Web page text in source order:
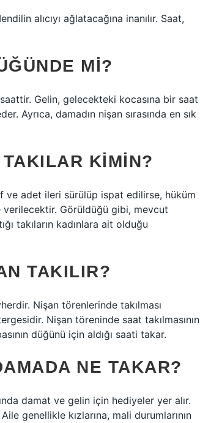
alıcıyı ağlatacağına inanılır. Saat,
MI?
Gelin, gelecekteki kocasına bir saat
Ayrıca, damadın nişan sırasında en sık
KIMIN?
ve adet ileri sürülüp ispat edilirse, hüküm
Görüldüğü gibi, mevcut
takıların kadınlara ait olduğu
TAKILIR?
Nişan törenlerinde takılması
Nişan töreninde saat takılmasının
düğünü için aldığı saati takar.
NE TAKAR?
damat ve gelin için hediyeler yer alır.
genellikle kızlarına, mali durumlarının